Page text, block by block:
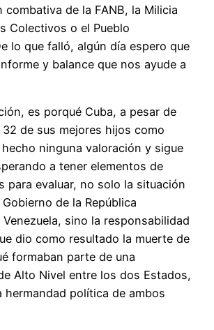
de la FANB, la Milicia
Colectivos o el Pueblo
lo que falló, algún día espero que
y balance que nos ayude a
es porqué Cuba, a pesar de
de sus mejores hijos como
ninguna valoración y sigue
a tener elementos de
para evaluar, no solo la situación
de la República
sino la responsabilidad
dio como resultado la muerte de
formaban parte de una
Alto Nivel entre los dos Estados,
hermandad política de ambos